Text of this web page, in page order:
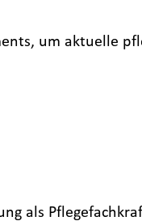
um aktuelle
als